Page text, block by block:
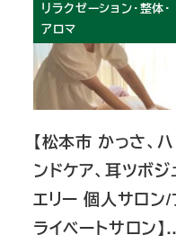
リラクゼーション・整体・
アロマ
【松本市 かっさ、ハ
ンドケア、耳ツボジ
エリー 個人サロン/
ライベートサロン